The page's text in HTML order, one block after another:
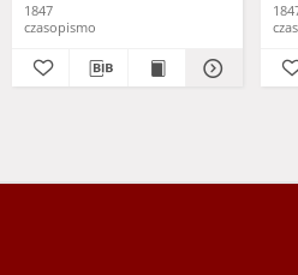
1847
czasopismo